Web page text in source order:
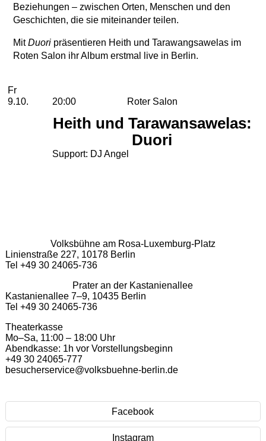
Beziehungen – zwischen Orten, Menschen und den
Geschichten, die sie miteinander teilen.
MitDuoripräsentieren Heith und Tarawangsawelas im
Roten Salon ihr Album erstmal live in Berlin.
Aufführungen
2026
Oktober
Freitag, 09. Oktober 2026
Fr
9.10.
20:00 Roter Salon
Heith und Tarawansawelas:
Duori
Support: DJ Angel
Volksbühne am Rosa-Luxemburg-Platz
Linienstraße 227, 10178 Berlin
Tel +49 30 24065-736
Prater an der Kastanienallee
Kastanienallee 7–9, 10435 Berlin
Tel +49 30 24065-736
Theaterkasse
Mo–Sa, 11:00 – 18:00 Uhr
Abendkasse: 1h vor Vorstellungsbeginn
+49 30 24065-777
besucherservice@volksbuehne-berlin.de
Facebook
Instagram